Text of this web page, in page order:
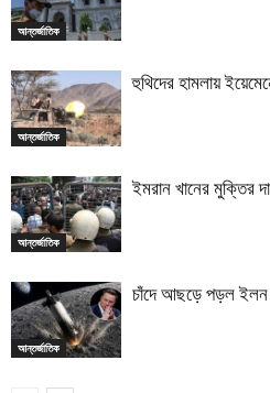
আন্তর্জাতিক
আন্তর্জাতিক
হুথিদের হামলায়
আন্তর্জাতিক
ইমরান খানের মুক্তির
আন্তর্জাতিক
চাঁদে আছড়ে পড়ল ইলন